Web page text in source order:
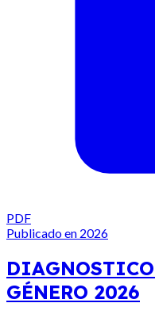
PDF
Publicado en 2026
GÉNERO 2026